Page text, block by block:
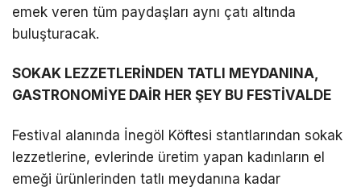
emek veren tüm paydaşları aynı çatı altında
buluşturacak.
SOKAK LEZZETLERİNDEN TATLI MEYDANINA,
GASTRONOMİYE DAİR HER ŞEY BU FESTİVALDE
Festival alanında İnegöl Köftesi stantlarından sokak
lezzetlerine, evlerinde üretim yapan kadınların el
emeği ürünlerinden tatlı meydanına kadar